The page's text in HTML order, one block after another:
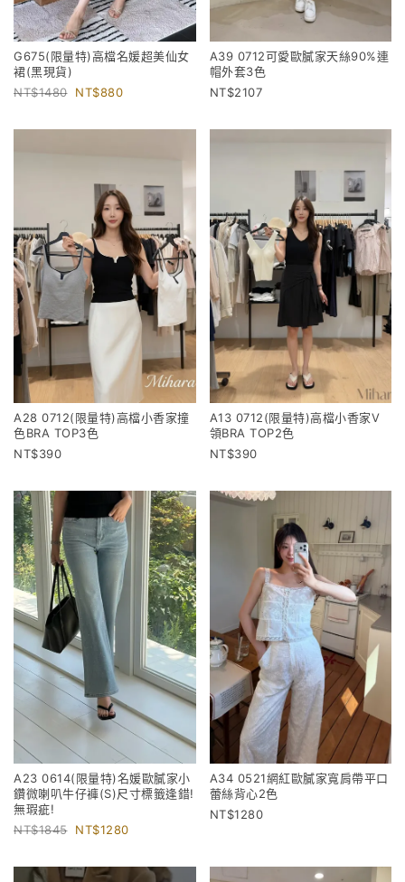
G675(限量特)高檔名媛超美仙女
裙(黑現貨)
1480
880
A39 0712可愛歐膩家天絲90%連
帽外套3色
2107
A28 0712(限量特)高檔小香家撞
色BRA TOP3色
390
A13 0712(限量特)高檔小香家V
領BRA TOP2色
390
A23 0614(限量特)名媛歐膩家小
鑽微喇叭牛仔褲(S)尺寸標籤逢錯!
無瑕疵!
1845
1280
A34 0521網紅歐膩家寬肩帶平口
蕾絲背心2色
1280